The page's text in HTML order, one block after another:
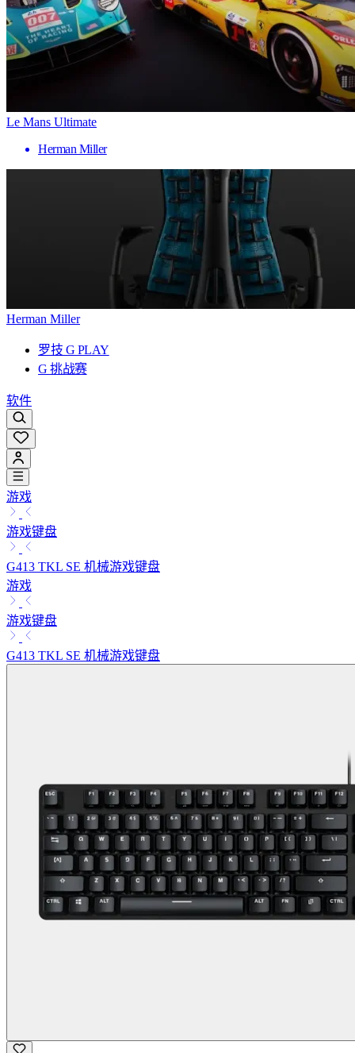
Le Mans Ultimate
Herman Miller
Herman Miller
罗技 G PLAY
G 挑战赛
软件
游戏
游戏键盘
G413 TKL SE 机械游戏键盘
游戏
游戏键盘
G413 TKL SE 机械游戏键盘